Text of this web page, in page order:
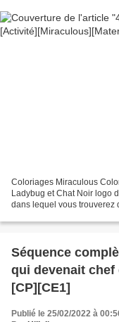
Coloriages Miraculous
Ladybug et Chat Noir logo de la série tv Un nouveau petit article récréatif
dans lequel vous trouverez
Séquence
qui devenait
[CP][CE1]
Publié le 25/02/2022 à